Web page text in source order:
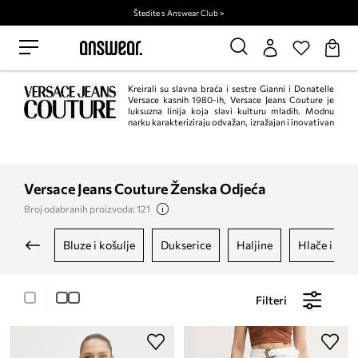
Štedite s Answear Club >
Kreirali su slavna braća i sestre Gianni i Donatelle
Versace kasnih 1980-ih, Versace Jeans Couture je
luksuzna linija koja slavi kulturu mladih. Modnu
narku karakteriziraju odvažan, izražajan i inovativan
Versace Jeans Couture Ženska Odjeća
Broj odabranih proizvoda: 121
bluze i košulje dukserice haljine hlače i
Filteri